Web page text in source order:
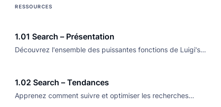
RESSOURCES
1.01 Search – Présentation
Découvrez l'ensemble des puissantes fonctions de Luigi's
1.02 Search – Tendances
Apprenez comment suivre et optimiser les recherches